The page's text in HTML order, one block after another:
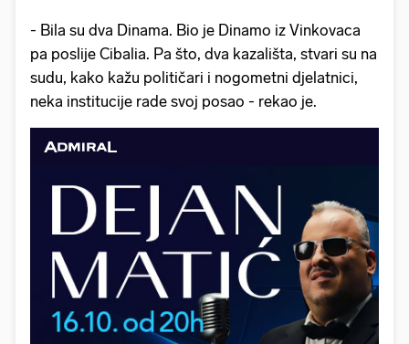
- Bila su dva Dinama. Bio je Dinamo iz Vinkovaca
pa poslije Cibalia. Pa što, dva kazališta, stvari su na
sudu, kako kažu političari i nogometni djelatnici,
neka institucije rade svoj posao - rekao je.